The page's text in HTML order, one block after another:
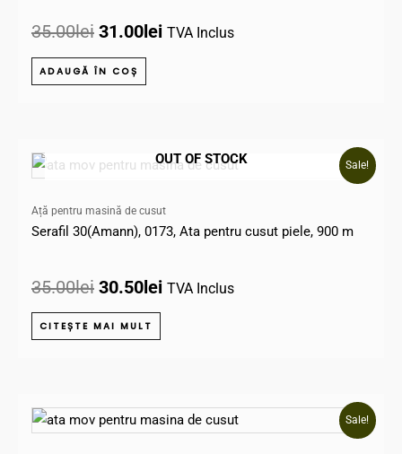
35.00lei 31.00 lei TVA Inclus
ADAUGĂ ÎN COȘ
Sale!
OUT OF STOCK
Ață pentru masină de cusut
Serafil 30(Amann), 0173, Ata pentru cusut piele, 900 m
35.00lei
inițial
fost:
35.00lei.
30.50lei
Prețul
curent
30.50lei.
TVA Inclus
CITEȘTE MAI MULT
Sale!
Prețul
inițial
Prețul
curent